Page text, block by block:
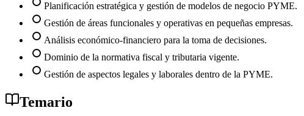
Planificación estratégica y gestión de modelos de negocio PYME.
Gestión de áreas funcionales y operativas en pequeñas empresas.
Análisis económico-financiero para la toma de decisiones.
Dominio de la normativa fiscal y tributaria vigente.
Gestión de aspectos legales y laborales dentro de la PYME.
Temario